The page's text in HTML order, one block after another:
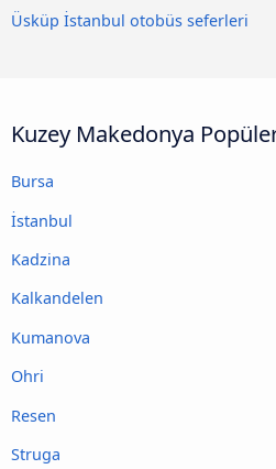
Üsküp İstanbul otobüs seferleri
Kuzey Makedonya
Bursa
İstanbul
Kadzina
Kalkandelen
Kumanova
Ohri
Resen
Struga